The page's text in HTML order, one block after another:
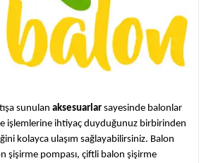
sunulan aksesuarlar sayesinde balonlar
işlemlerine ihtiyaç duyduğunuz birbirinden
kolayca ulaşım sağlayabilirsiniz. Balon
şişirme pompası, çiftli balon şişirme